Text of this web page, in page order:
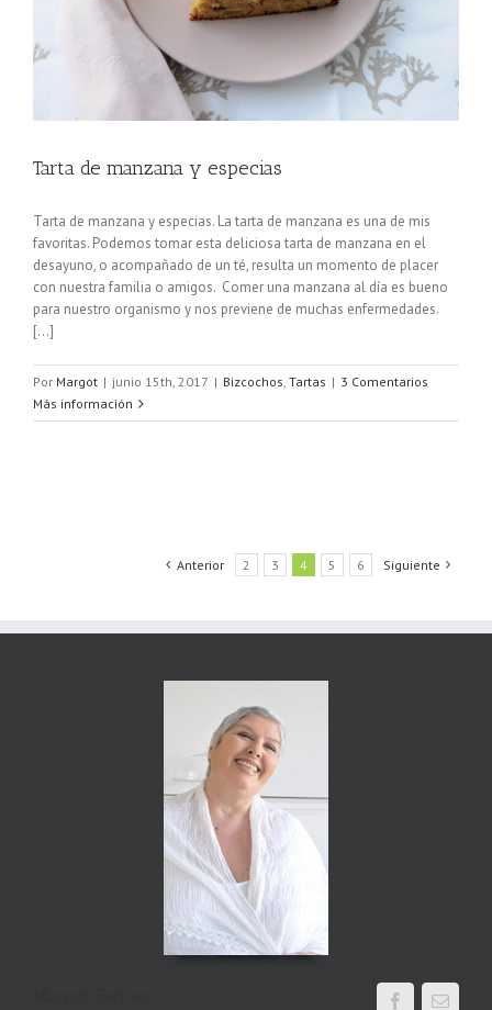
Tarta de manzana y especias
Tarta de manzana y especias. La tarta de manzana es una de mis
favoritas. Podemos tomar esta deliciosa tarta de manzana en el
desayuno, o acompañado de un té, resulta un momento de placer
con nuestra familia o amigos. Comer una manzana al día es bueno
para nuestro organismo y nos previene de muchas enfermedades.
[...]
Por Margot | junio 15th, 2017 | Bizcochos Tartas | 3 Comentarios
Más información
Anterior 2 3 4 5 6 Siguiente